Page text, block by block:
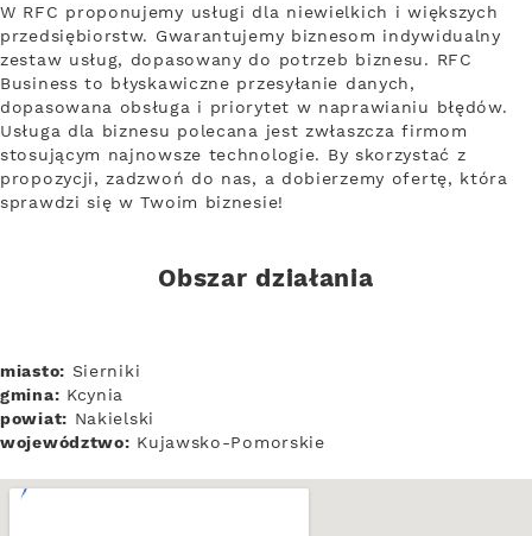
W RFC proponujemy usługi dla niewielkich i większych
przedsiębiorstw. Gwarantujemy biznesom indywidualny
zestaw usług, dopasowany do potrzeb biznesu. RFC
Business to błyskawiczne przesyłanie danych,
dopasowana obsługa i priorytet w naprawianiu błędów.
Usługa dla biznesu polecana jest zwłaszcza firmom
stosującym najnowsze technologie. By skorzystać z
propozycji, zadzwoń do nas, a dobierzemy ofertę, która
sprawdzi się w Twoim biznesie!
Obszar działania
miasto: Sierniki
gmina: Kcynia
powiat: Nakielski
województwo: Kujawsko-Pomorskie